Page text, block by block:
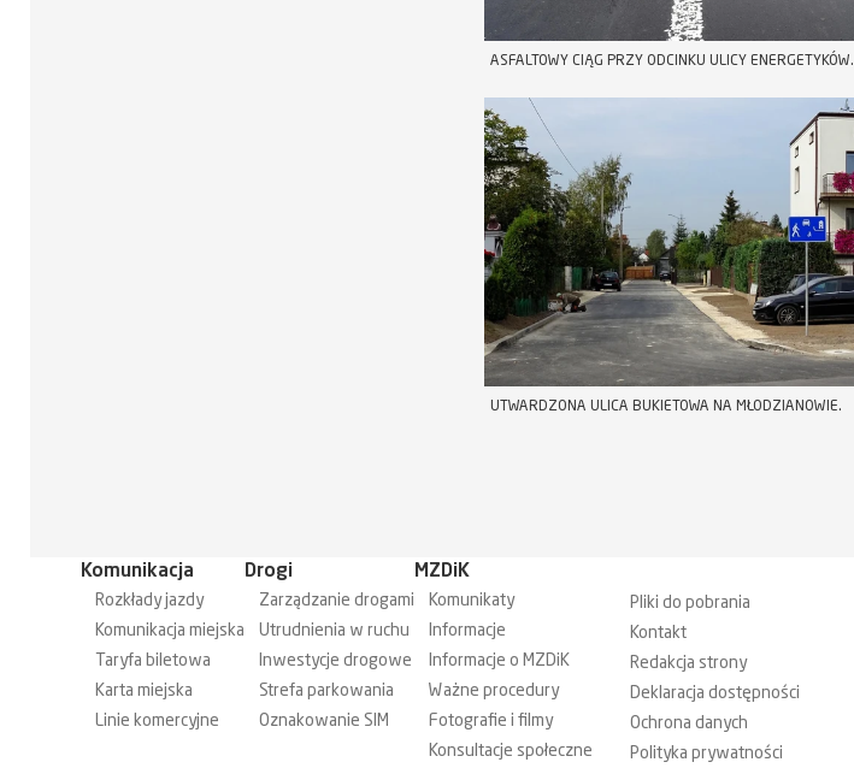
ASFALTOWY CIĄG PRZY ODCINKU ULICY ENERGETYKÓW.
UTWARDZONA ULICA BUKIETOWA NA MŁODZIANOWIE.
Komunikacja
Rozkłady jazdy
Komunikacja miejska
Taryfa biletowa
Karta miejska
Linie komercyjne
Drogi
Zarządzanie drogami
Utrudnienia w ruchu
Inwestycje drogowe
Strefa parkowania
Oznakowanie SIM
MZDiK
Komunikaty
Informacje
Informacje o MZDiK
Ważne procedury
Fotografie i filmy
Konsultacje społeczne
Pliki do pobrania
Kontakt
Redakcja strony
Deklaracja dostępności
Ochrona danych
Polityka prywatności